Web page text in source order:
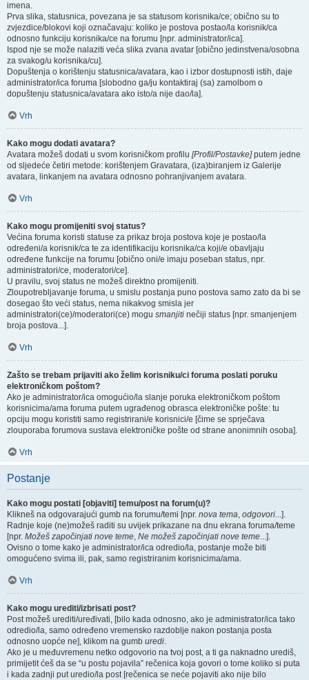
imena.
Prva slika, statusnica, povezana je sa statusom korisnika/ce; obično su to
zvjezdice/blokovi koji označavaju: koliko je postova postao/la korisnik/ca
odnosno funkciju korisnika/ce na forumu [npr. administrator/ica].
Ispod nje se može nalaziti veća slika zvana avatar [obično jedinstvena/osobna
za svakog/u korisnika/cu].
Dopuštenja o korištenju statusnica/avatara, kao i izbor dostupnosti istih, daje
administrator/ica foruma [slobodno ga/ju kontaktiraj (sa) zamolbom o
dopuštenju statusnica/avatara ako isto/a nije dao/la].
Vrh
Kako mogu dodati avatara?
Avatara možeš dodati u svom korisničkom profilu [Profil/Postavke]putem jedne
od sljedeće četiri metode: korištenjem Gravatara, (iza)biranjem iz Galerije
avatara, linkanjem na avatara odnosno pohranjivanjem avatara.
Vrh
Kako mogu promijeniti svoj status?
Većina foruma koristi statuse za prikaz broja postova koje je postao/la
određeni/a korisnik/ca te za identifikaciju korisnika/ca koji/e obavljaju
određene funkcije na forumu [obično oni/e imaju poseban status, npr.
administratori/ce, moderatori/ce].
U pravilu, svoj status ne možeš direktno promijeniti.
Zloupotrebljavanje foruma, u smislu postanja puno postova samo zato da bi se
dosegao što veći status, nema nikakvog smisla jer
administratori(ce)/moderatori(ce) mogu smanjiti nečiji status [npr. smanjenjem
broja postova...].
Vrh
Zašto se trebam prijaviti ako želim korisniku/ci foruma poslati poruku
elektroničkom poštom?
Ako je administrator/ica omogućio/la slanje poruka elektroničkom poštom
korisnicima/ama foruma putem ugrađenog obrasca elektroničke pošte: tu
opciju mogu koristiti samo registrirani/e korisnici/e [čime se sprječava
zlouporaba forumova sustava elektroničke pošte od strane anonimnih osoba].
Vrh
Postanje
Kako mogu postati [objaviti] temu/post na forum(u)?
Klikneš na odgovarajući gumb na forumu/temi [npr. nova tema, odgovori...].
Radnje koje (ne)možeš raditi su uvijek prikazane na dnu ekrana foruma/teme
[npr. Možeš započinjati nove teme, Ne možeš započinjati nove teme...].
Ovisno o tome kako je administrator/ica odredio/la, postanje može biti
omogućeno svima ili, pak, samo registriranim korisnicima/ama.
Vrh
Kako mogu urediti/izbrisati post?
Post možeš urediti/uređivati, [bilo kada odnosno, ako je administrator/ica tako
odredio/la, samo određeno vremensko razdoblje nakon postanja posta
odnosno uopće ne], klikom na gumb uredi.
Ako je u međuvremenu netko odgovorio na tvoj post, a ti ga naknadno urediš,
primijetit ćeš da se “u postu pojavila” rečenica koja govori o tome koliko si puta
i kada zadnji put uredio/la post [rečenica se neće pojaviti ako nije bilo